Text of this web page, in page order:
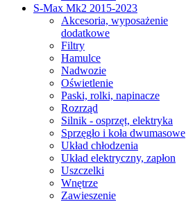
S-Max Mk2 2015-2023
Akcesoria, wyposażenie
dodatkowe
Filtry
Hamulce
Nadwozie
Oświetlenie
Paski, rolki, napinacze
Rozrząd
Silnik - osprzęt, elektryka
Sprzęgło i koła dwumasowe
Układ chłodzenia
Układ elektryczny, zapłon
Uszczelki
Wnętrze
Zawieszenie